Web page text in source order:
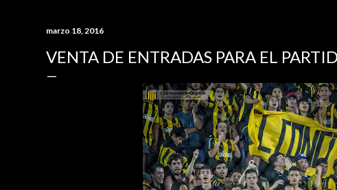
marzo 18, 2016
VENTA DE ENTRADAS PARA EL